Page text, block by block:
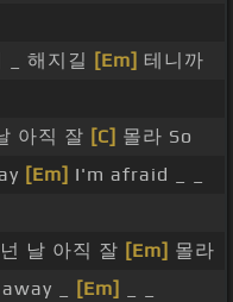
_ 해지길 [Em] 테니까
아직 잘 [C] 몰라 So
[Em] I'm afraid _ _
넌 날 아직 잘 [Em] 몰라
_ [Em]